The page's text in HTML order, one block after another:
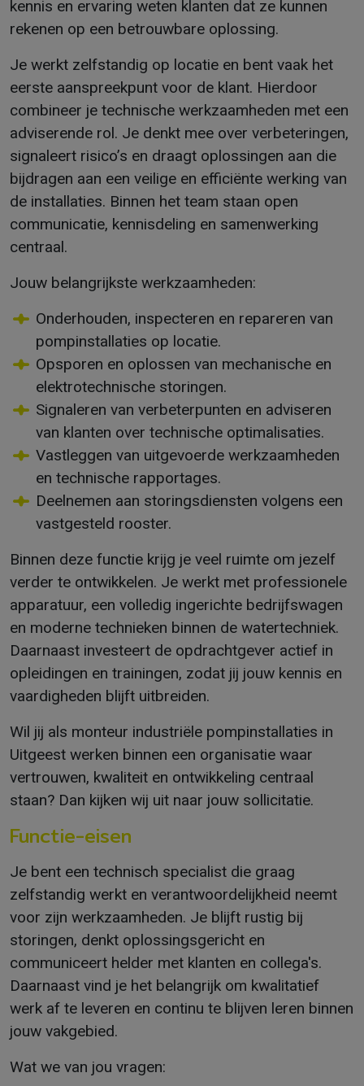
kennis en ervaring weten klanten dat ze kunnen
rekenen op een betrouwbare oplossing.
Je werkt zelfstandig op locatie en bent vaak het
eerste aanspreekpunt voor de klant. Hierdoor
combineer je technische werkzaamheden met een
adviserende rol. Je denkt mee over verbeteringen,
signaleert risico’s en draagt oplossingen aan die
bijdragen aan een veilige en efficiënte werking van
de installaties. Binnen het team staan open
communicatie, kennisdeling en samenwerking
centraal.
Jouw belangrijkste werkzaamheden:
Onderhouden, inspecteren en repareren van
pompinstallaties op locatie.
Opsporen en oplossen van mechanische en
elektrotechnische storingen.
Signaleren van verbeterpunten en adviseren
van klanten over technische optimalisaties.
Vastleggen van uitgevoerde werkzaamheden
en technische rapportages.
Deelnemen aan storingsdiensten volgens een
vastgesteld rooster.
Binnen deze functie krijg je veel ruimte om jezelf
verder te ontwikkelen. Je werkt met professionele
apparatuur, een volledig ingerichte bedrijfswagen
en moderne technieken binnen de watertechniek.
Daarnaast investeert de opdrachtgever actief in
opleidingen en trainingen, zodat jij jouw kennis en
vaardigheden blijft uitbreiden.
Wil jij als monteur industriële pompinstallaties in
Uitgeest werken binnen een organisatie waar
vertrouwen, kwaliteit en ontwikkeling centraal
staan? Dan kijken wij uit naar jouw sollicitatie.
Functie-eisen
Je bent een technisch specialist die graag
zelfstandig werkt en verantwoordelijkheid neemt
voor zijn werkzaamheden. Je blijft rustig bij
storingen, denkt oplossingsgericht en
communiceert helder met klanten en collega's.
Daarnaast vind je het belangrijk om kwalitatief
werk af te leveren en continu te blijven leren binnen
jouw vakgebied.
Wat we van jou vragen: